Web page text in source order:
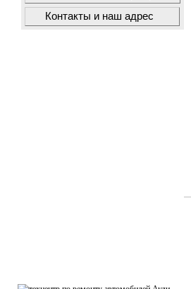
Контакты и наш адрес